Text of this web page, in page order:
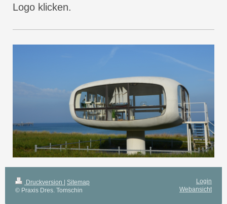
Logo klicken.
Druckversion
Sitemap
© Praxis Dres. Tomschin
Login
Webansicht